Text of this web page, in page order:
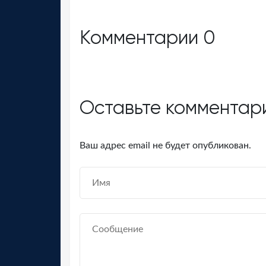
Комментарии 0
Оставьте
Ваш адрес email не будет опубликован.